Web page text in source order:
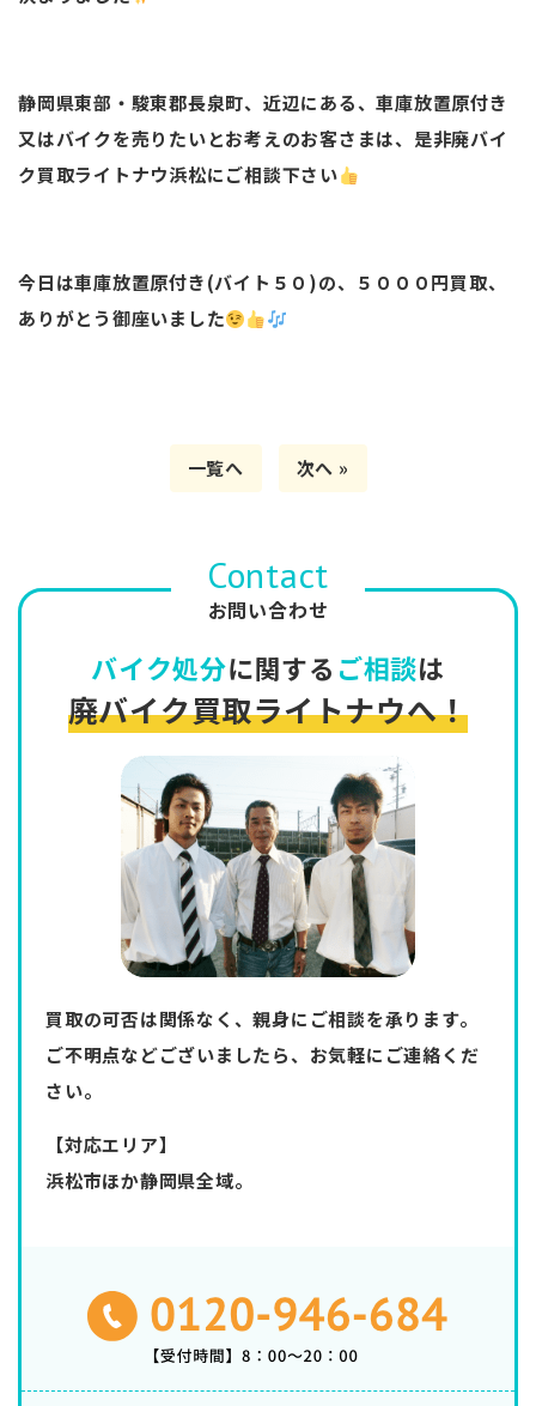
静岡県東部・駿東郡長泉町、近辺にある、車庫放置原付き
又はバイクを売りたいとお考えのお客さまは、是非廃バイ
ク買取ライトナウ浜松にご相談下さい
今日は車庫放置原付き(バイト５０)の、５０００円買取、
ありがとう御座いました
一覧へ 次へ »
Contact
お問い合わせ
バイク処分に関する ご相談は
廃バイク買取ライトナウへ！
買取の可否は関係なく、親身にご相談を承ります。
ご不明点などございましたら、お気軽にご連絡くだ
さい。
【対応エリア】
浜松市ほか静岡県全域。